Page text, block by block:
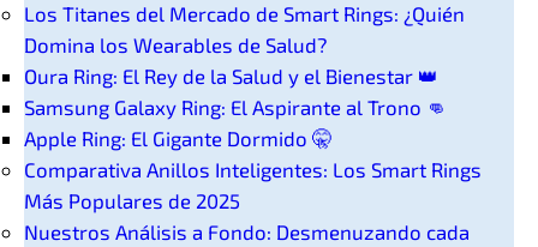
Los Titanes del Mercado de Smart Rings: ¿Quién
Domina los Wearables de Salud?
Oura Ring: El Rey de la Salud y el Bienestar 👑
Samsung Galaxy Ring: El Aspirante al Trono 👊
Apple Ring: El Gigante Dormido 🤫
Comparativa Anillos Inteligentes: Los Smart Rings
Más Populares de 2025
Nuestros Análisis a Fondo: Desmenuzando cada